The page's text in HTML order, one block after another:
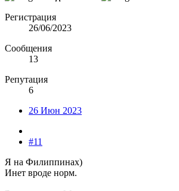
Регистрация
26/06/2023
Сообщения
13
Репутация
6
26 Июн 2023
#11
Я на Филиппинах)
Инет вроде норм.